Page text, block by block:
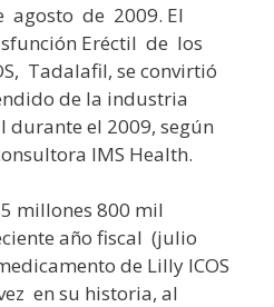
agosto de 2009. El
Eréctil de los
Tadalafil, se convirtió
de la industria
el 2009, según
IMS Health.
millones 800 mil
año fiscal (julio
de Lilly ICOS
en su historia, al